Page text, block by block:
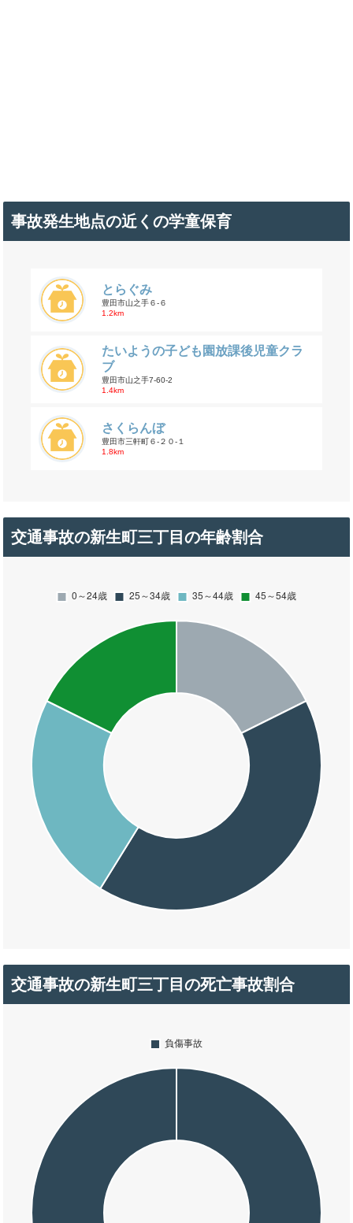
事故発生地点の近くの学童保育
とらぐみ
豊田市山之手６-６
1.2km
たいようの子ども園放課後児童クラ
ブ
豊田市山之手7-60-2
1.4km
さくらんぼ
豊田市三軒町６-２０-１
1.8km
交通事故の新生町三丁目の年齢割合
交通事故の新生町三丁目の死亡事故割合